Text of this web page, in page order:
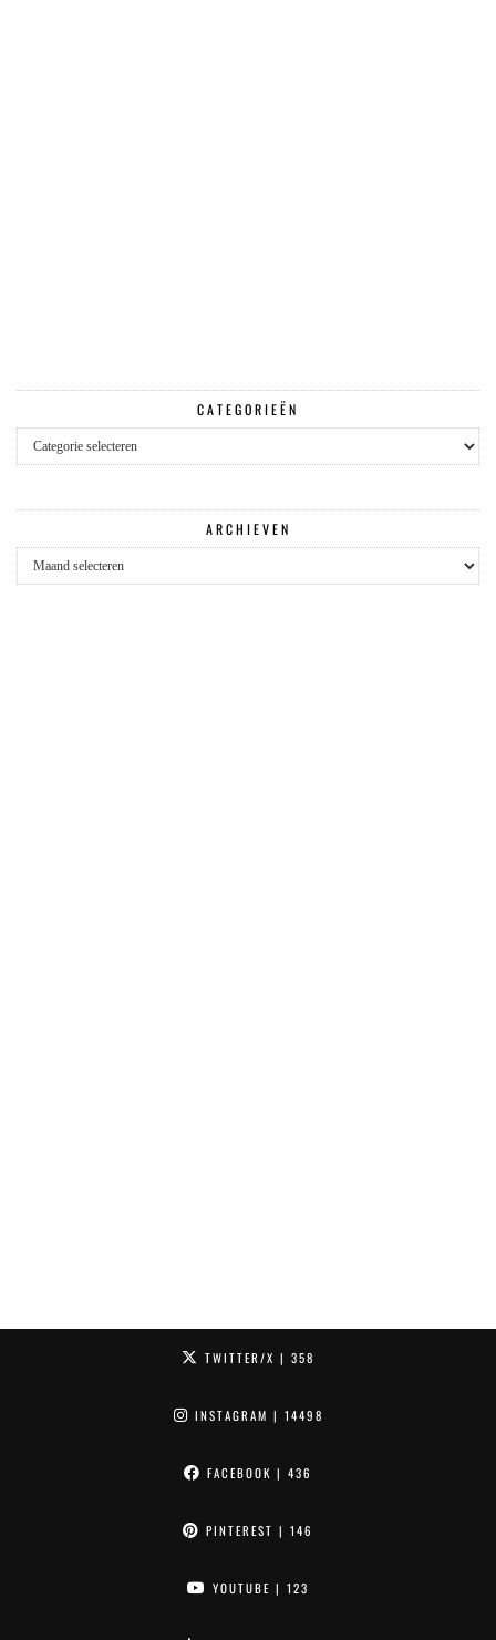
CATEGORIEËN
Categorieën
ARCHIEVEN
Archieven
TWITTER/X | 358
INSTAGRAM | 14498
FACEBOOK | 436
PINTEREST | 146
YOUTUBE | 123